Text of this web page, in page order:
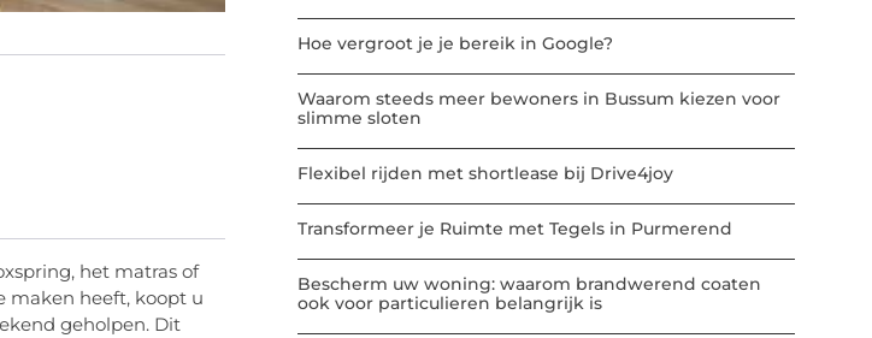
het matras of
maken heeft, koopt u
geholpen. Dit
Hoe vergroot je je bereik in Google?
Waarom steeds meer bewoners in Bussum kiezen voor
slimme sloten
Flexibel rijden met shortlease bij Drive4joy
Transformeer je Ruimte met Tegels in Purmerend
Bescherm uw woning: waarom brandwerend coaten
ook voor particulieren belangrijk is